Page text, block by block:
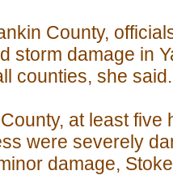
County,
storm damage in
counties, she said.
at least
were severely
damage,